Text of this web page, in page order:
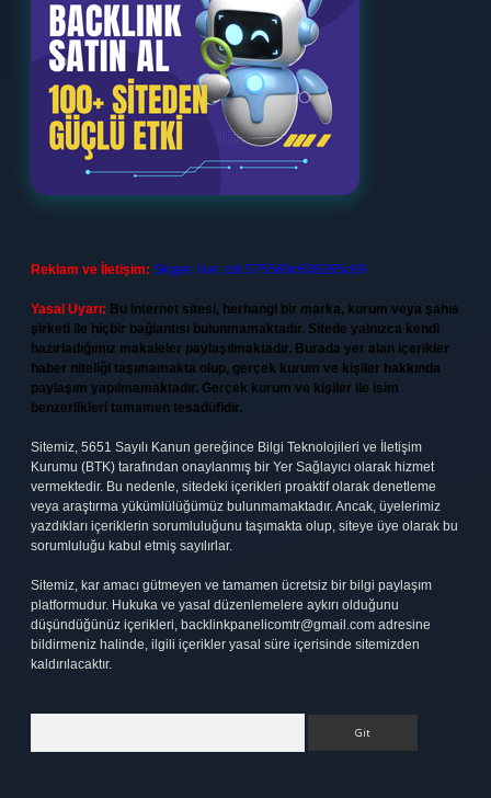
Reklam ve İletişim: Skype: live:.cid.575569c608265c69
Yasal Uyarı: Bu internet sitesi, herhangi bir marka, kurum veya şahıs
şirketi ile hiçbir bağlantısı bulunmamaktadır. Sitede yalnızca kendi
hazırladığımız makaleler paylaşılmaktadır. Burada yer alan içerikler
haber niteliği taşımamakta olup, gerçek kurum ve kişiler hakkında
paylaşım yapılmamaktadır. Gerçek kurum ve kişiler ile isim
benzerlikleri tamamen tesadüfidir.
Sitemiz, 5651 Sayılı Kanun gereğince Bilgi Teknolojileri ve İletişim
Kurumu (BTK) tarafından onaylanmış bir Yer Sağlayıcı olarak hizmet
vermektedir. Bu nedenle, sitedeki içerikleri proaktif olarak denetleme
veya araştırma yükümlülüğümüz bulunmamaktadır. Ancak, üyelerimiz
yazdıkları içeriklerin sorumluluğunu taşımakta olup, siteye üye olarak bu
sorumluluğu kabul etmiş sayılırlar.
Sitemiz, kar amacı gütmeyen ve tamamen ücretsiz bir bilgi paylaşım
platformudur. Hukuka ve yasal düzenlemelere aykırı olduğunu
düşündüğünüz içerikleri, backlinkpanelicomtr@gmail.com adresine
bildirmeniz halinde, ilgili içerikler yasal süre içerisinde sitemizden
kaldırılacaktır.